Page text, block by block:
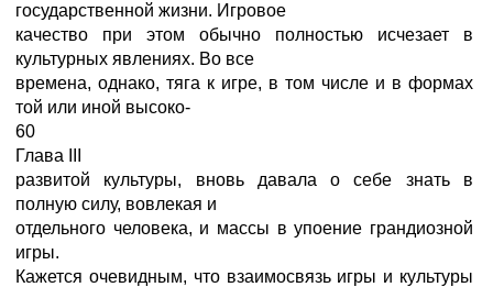
государственной жизни. Игровое
качество при этом обычно полностью исчезает в
культурных явлениях. Во все
времена, однако, тяга к игре, в том числе и в формах
той или иной высоко-
60
Глава III
развитой культуры, вновь давала о себе знать в
полную силу, вовлекая и
отдельного человека, и массы в упоение грандиозной
игры.
Кажется очевидным, что взаимосвязь игры и культуры